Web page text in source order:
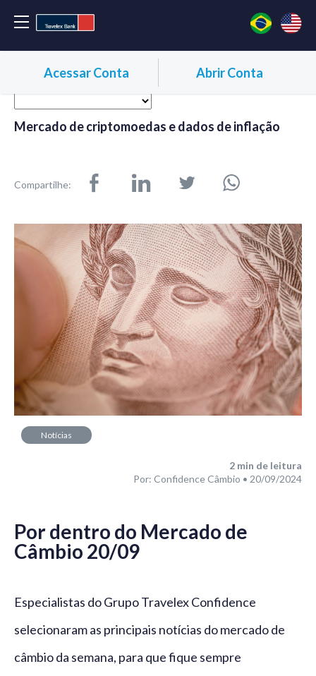
Acessar Conta Abrir Conta
Mercado de criptomoedas e dados de inflação
Compartilhe:
Notícias
2 min de leitura
Por: Confidence Câmbio • 20/09/2024
Por dentro do Mercado de
Câmbio 20/09
Especialistas do Grupo Travelex Confidence
selecionaram as principais notícias do mercado de
câmbio da semana, para que fique sempre